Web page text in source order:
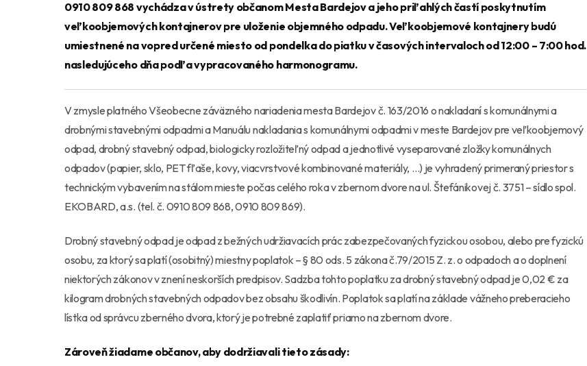
0910 809 868 vychádza v ústrety občanom Mesta Bardejov a jeho priľahlých častí poskytnutím
veľkoobjemových kontajnerov pre uloženie objemného odpadu. Veľkoobjemové kontajnery budú
umiestnené na vopred určené miesto od pondelka do piatku v časových intervaloch od 12:00 – 7:00 hod.
nasledujúceho dňa podľa vypracovaného harmonogramu.
V zmysle platného Všeobecne záväzného nariadenia mesta Bardejov č. 163/2016 o nakladaní s komunálnymi a
drobnými stavebnými odpadmi a Manuálu nakladania s komunálnymi odpadmi v meste Bardejov pre veľkoobjemový
odpad, drobný stavebný odpad, biologicky rozložiteľný odpad a jednotlivé vyseparované zložky komunálnych
odpadov (papier, sklo, PET fľaše, kovy, viacvrstvové kombinované materiály, …) je vyhradený primeraný priestor s
technickým vybavením na stálom mieste počas celého roka v zbernom dvore na ul. Štefánikovej č. 3751 – sídlo spol.
EKOBARD, a.s. (tel. č. 0910 809 868, 0910 809 869).
Drobný stavebný odpad je odpad z bežných udržiavacích prác zabezpečovaných fyzickou osobou, alebo pre fyzickú
osobu, za ktorý sa platí (osobitný) miestny poplatok – § 80 ods. 5 zákona č.79/2015 Z. z. o odpadoch a o doplnení
niektorých zákonov v znení neskorších predpisov. Sadzba tohto poplatku za drobný stavebný odpad je 0,02 € za
kilogram drobných stavebných odpadov bez obsahu škodlivín. Poplatok sa platí na základe vážneho preberacieho
lístka od správcu zberného dvora, ktorý je potrebné zaplatiť priamo na zbernom dvore.
Zároveň žiadame občanov, aby dodržiavali tieto zásady: